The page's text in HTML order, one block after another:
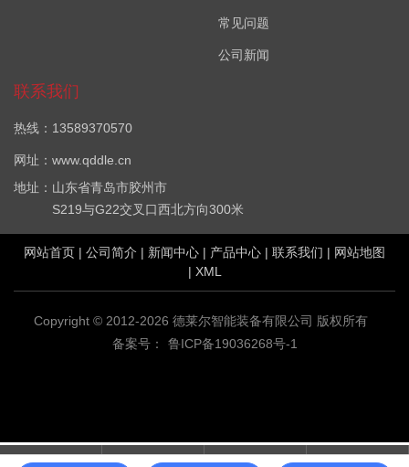
常见问题
公司新闻
联系我们
热线：13589370570
网址：www.qddle.cn
地址：山东省青岛市胶州市
S219与G22交叉口西北方向300米
网站首页 | 公司简介 | 新闻中心 | 产品中心 | 联系我们 | 网站地图
| XML
Copyright © 2012-2026 德莱尔智能装备有限公司 版权所有
备案号：
鲁ICP备19036268号-1